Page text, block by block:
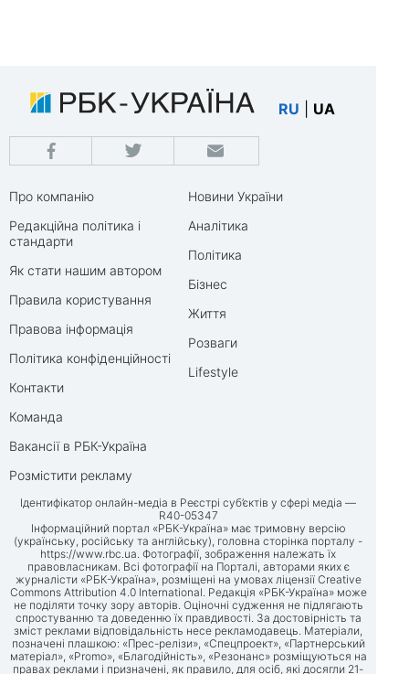
RU UA
Про компанію
Редакційна політика і
стандарти
Як стати нашим автором
Правила користування
Правова інформація
Політика конфіденційності
Контакти
Команда
Вакансії в РБК-Україна
Розмістити рекламу
Новини України
Аналітика
Політика
Бізнес
Життя
Розваги
Lifestyle
Ідентифікатор онлайн-медіа в Реєстрі суб’єктів у сфері медіа —
R40-05347
Інформаційний портал «РБК-Україна» має тримовну версію
(українську, російську та англійську), головна сторінка порталу -
https://www.rbc.ua. Фотографії, зображення належать їх
правовласникам. Всі фотографії на Порталі, авторами яких є
журналісти «РБК-Україна», розміщені на умовах ліцензії Creative
Commons Attribution 4.0 International. Редакція «РБК-Україна» може
не поділяти точку зору авторів. Оціночні судження не підлягають
спростуванню та доведенню їх правдивості. За достовірність та
зміст реклами відповідальність несе рекламодавець. Матеріали,
позначені плашкою: «Прес-релізи», «Спецпроект», «Партнерський
матеріал», «Promo», «Благодійність», «Резонанс» розміщуються на
правах реклами і призначені, як правило, для осіб, які досягли 21-